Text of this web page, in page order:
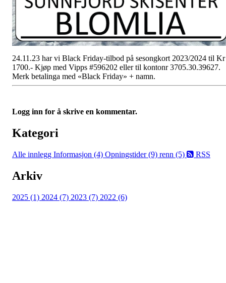
24.11.23 har vi Black Friday-tilbod på sesongkort 2023/2024 til Kr
1700.- Kjøp med Vipps #596202 eller til kontonr 3705.30.39627.
Merk betalinga med «Black Friday» + namn.
Logg inn for å skrive en kommentar.
Kategori
Alle innlegg Informasjon (4) Opningstider (9) renn (5) RSS
Arkiv
2025 (1) 2024 (7) 2023 (7) 2022 (6)